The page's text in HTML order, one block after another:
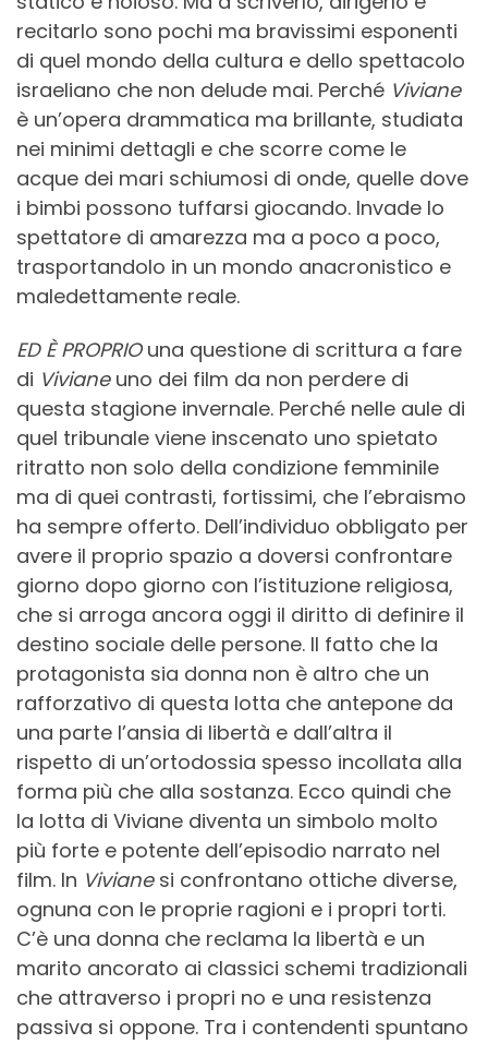
recitarlo sono pochi ma bravissimi esponenti
di quel mondo della cultura e dello spettacolo
israeliano che non delude mai. Perché Viviane
è un’opera drammatica ma brillante, studiata
nei minimi dettagli e che scorre come le
acque dei mari schiumosi di onde, quelle dove
i bimbi possono tuffarsi giocando. Invade lo
spettatore di amarezza ma a poco a poco,
trasportandolo in un mondo anacronistico e
maledettamente reale.
ED È PROPRIOuna questione di scrittura a fare
di Vivianeuno dei film da non perdere di
questa stagione invernale. Perché nelle aule di
quel tribunale viene inscenato uno spietato
ritratto non solo della condizione femminile
ma di quei contrasti, fortissimi, che l’ebraismo
ha sempre offerto. Dell’individuo obbligato per
avere il proprio spazio a doversi confrontare
giorno dopo giorno con l’istituzione religiosa,
che si arroga ancora oggi il diritto di definire il
destino sociale delle persone. Il fatto che la
protagonista sia donna non è altro che un
rafforzativo di questa lotta che antepone da
una parte l’ansia di libertà e dall’altra il
rispetto di un’ortodossia spesso incollata alla
forma più che alla sostanza. Ecco quindi che
la lotta di Viviane diventa un simbolo molto
più forte e potente dell’episodio narrato nel
film. In Vivianesi confrontano ottiche diverse,
ognuna con le proprie ragioni e i propri torti.
C’è una donna che reclama la libertà e un
marito ancorato ai classici schemi tradizionali
che attraverso i propri no e una resistenza
passiva si oppone. Tra i contendenti spuntano